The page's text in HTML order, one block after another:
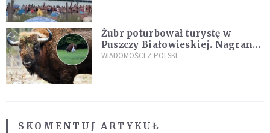
Żubr poturbował turystę w
Puszczy Białowieskiej. Nagranie
daje do myślenia
WIADOMOŚCI Z POLSKI
SKOMENTUJ ARTYKUŁ